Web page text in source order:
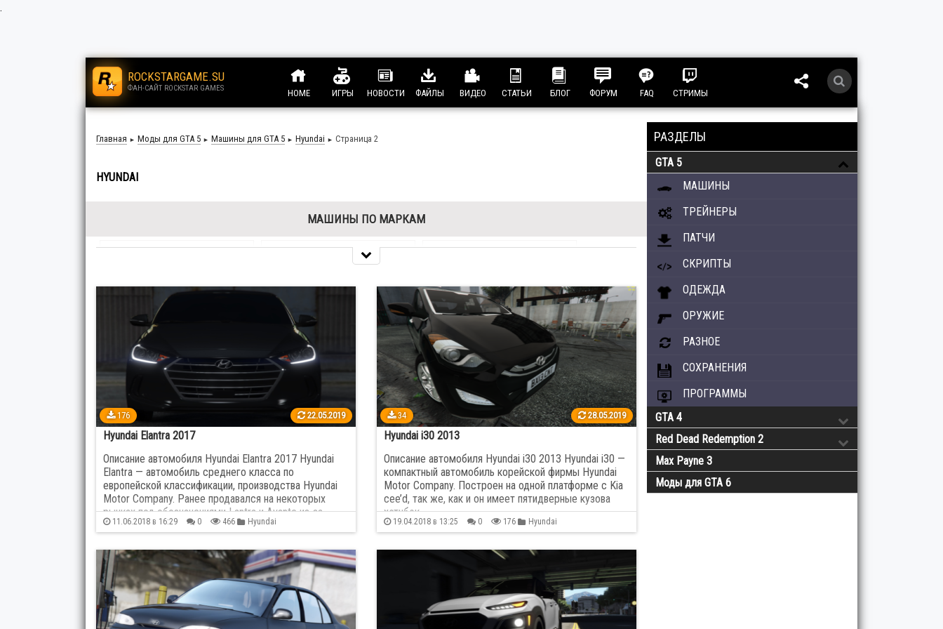
.
ROCKSTARGAME.SU
ФАН-САЙТ ROCKSTAR GAMES HOME ИГРЫ НОВОСТИ ФАЙЛЫ ВИДЕО СТАТЬИ БЛОГ ФОРУМ FAQ СТРИМЫ
.
Главная ► Моды для GTA 5 ► Машины для GTA 5 ► Hyundai ► Страница 2
HYUNDAI
МАШИНЫ ПО МАРКАМ
Audi125 Bentley25 BMW241
Bugatti Cadillac Chevrolet252
Chrysler8 Citroen Dodge92
Ferrari 106 Ford255
GMC4 Honda87 Hummer9
Hyundai45 Infinity11 Jaguar 31
Jeep40 Kenworth Kia24
Koenigsegg7 Lamborghini78 Land Rover25
Lexus39 Lotus11
Mazda68 McLaren Mercedes Benz254
176 22.05.2019
Hyundai Elantra 2017
Описание автомобиля Hyundai Elantra 2017 Hyundai
Elantra — автомобиль среднего класса по
европейской классификации, производства Hyundai
Motor Company. Ранее продавался на некоторых
рынках под обозначениями Lantra и Avante из-за
наличия претензий к названию Elantra со стороны
11.06.2018 в 16:29 0 466 Hyundai
34 28.05.2019
Hyundai i30 2013
Описание автомобиля Hyundai i30 2013 Hyundai i30 —
компактный автомобиль корейской фирмы Hyundai
Motor Company. Построен на одной платформе с Kia
cee’d, так же, как и он имеет пятидверные кузова
хэтчбэк…
19.04.2018 в 13:25 0 176 Hyundai
РАЗДЕЛЫ
GTA 5
МАШИНЫ
ТРЕЙНЕРЫ
ПАТЧИ
СКРИПТЫ
ОДЕЖДА
ОРУЖИЕ
РАЗНОЕ
СОХРАНЕНИЯ
ПРОГРАММЫ
GTA 4
Red Dead Redemption 2
Max Payne 3
Моды для GTA 6